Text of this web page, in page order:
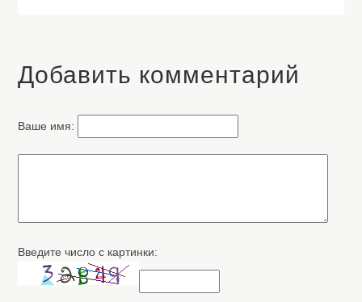
Добавить комментарий
Ваше имя:
Введите число с картинки: